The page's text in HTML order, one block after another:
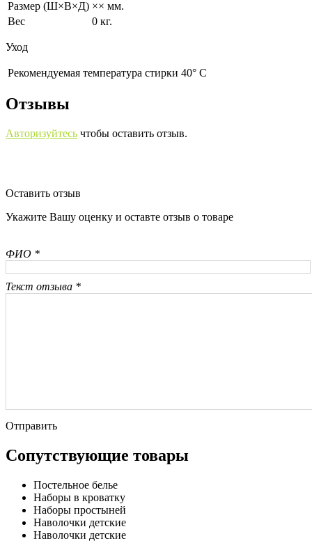
Размер (Ш×В×Д) ×× мм.
Вес
0 кг.
Уход
Рекомендуемая температура стирки 40° С
Отзывы
Авторизуйтесь чтобы оставить отзыв.
Оставить отзыв
Укажите Вашу оценку и оставте отзыв о товаре
ФИО *
Текст отзыва *
Отправить
Сопутствующие товары
Постельное белье
Наборы в кроватку
Наборы простыней
Наволочки детские
Наволочки детские